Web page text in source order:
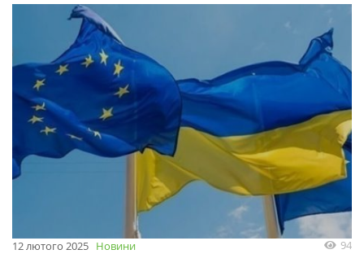
12 лютого 2025 Новини 94